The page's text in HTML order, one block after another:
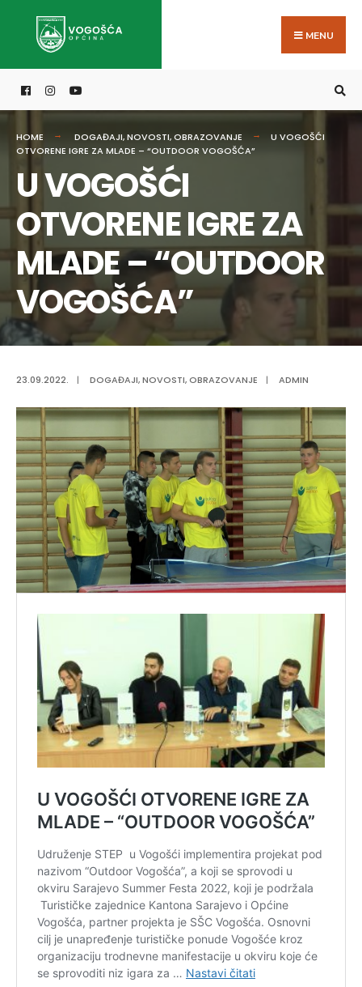
MENU
HOME DOGAĐAJI,NOVOSTI,OBRAZOVANJE
U VOGOŠĆI
OTVORENE IGRE ZA MLADE – “OUTDOOR VOGOŠĆA”
U VOGOŠĆI
OTVORENE IGRE ZA
MLADE – “OUTDOOR
VOGOŠĆA”
23.09.2022. | DOGAĐAJI,NOVOSTI,OBRAZOVANJE | ADMIN
for: